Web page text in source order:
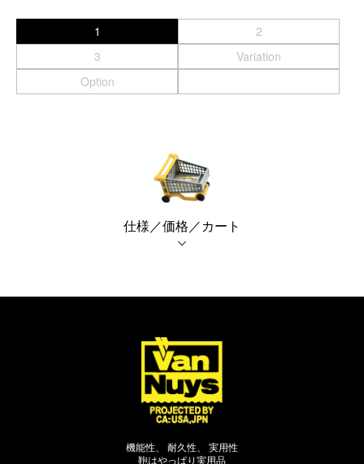
生産終了商品一覧
＜オーダーメイド生産可能＞
1
2
3
Variation
Option
仕様／価格／カート
機能性、 耐久性、 実用性
鞄はやっぱり実用品